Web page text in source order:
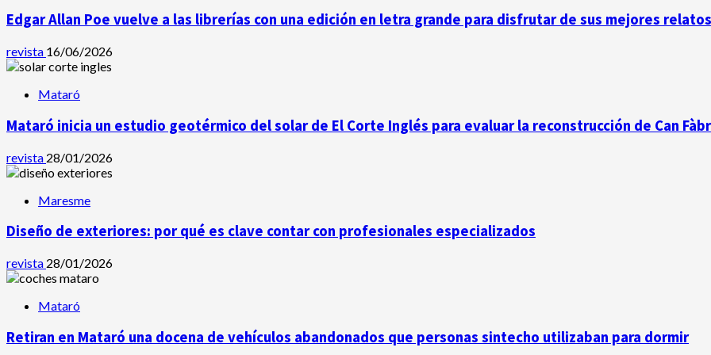
Edgar Allan Poe vuelve a las librerías con una edición en letra grande para disfrutar de sus mejores relatos
revista 16/06/2026
Mataró
Mataró inicia un estudio geotérmico del solar de El Corte Inglés para evaluar la reconstrucción de Can
revista 28/01/2026
Maresme
Diseño de exteriores: por qué es clave contar con profesionales especializados
revista 28/01/2026
Mataró
Retiran en Mataró una docena de vehículos abandonados que personas sintecho utilizaban para dormir